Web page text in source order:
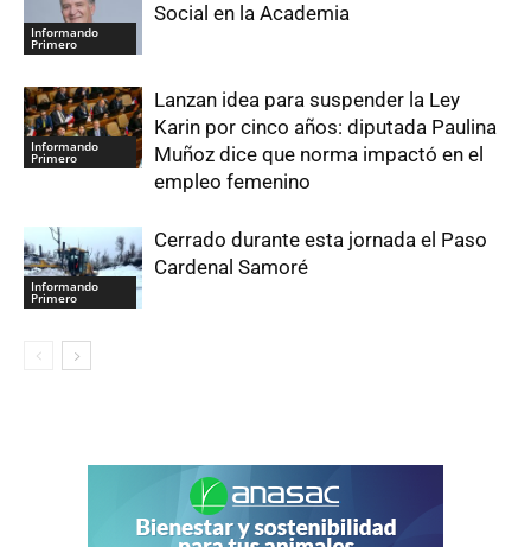
Informando
Primero
Social en la Academia
Informando
Primero
Lanzan idea para suspender la Ley
Karin por cinco años: diputada Paulina
Muñoz dice que norma impactó en el
empleo femenino
Informando
Primero
Cerrado durante esta jornada el Paso
Cardenal Samoré